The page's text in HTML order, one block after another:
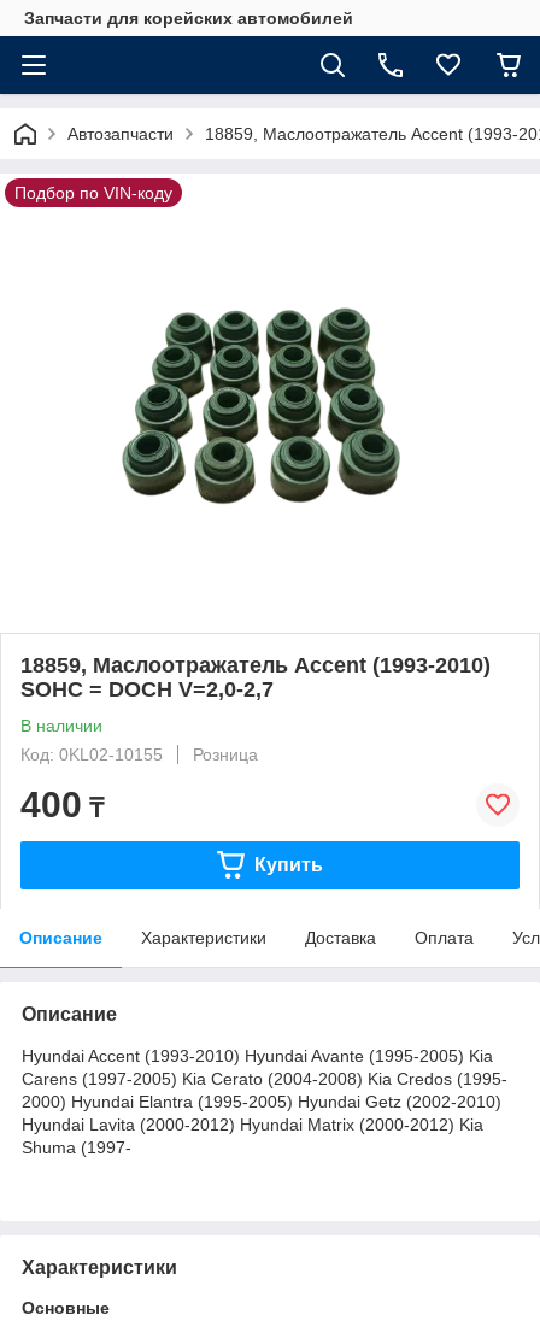
Запчасти для корейских автомобилей
Автозапчасти 18859, Маслоотражатель Accent (1993-
Подбор по VIN-коду
18859, Маслоотражатель Accent (1993-2010)
SOHC = DOCH V=2,0-2,7
В наличии
Код: 0KL02-10155
Розница
400 ₸
Купить
Описание Характеристики Доставка Оплата
Описание
Hyundai Accent (1993-2010) Hyundai Avante (1995-2005) Kia
Carens (1997-2005) Kia Cerato (2004-2008) Kia Credos (1995-
2000) Hyundai Elantra (1995-2005) Hyundai Getz (2002-2010)
Hyundai Lavita (2000-2012) Hyundai Matrix (2000-2012) Kia
Shuma (1997-
Характеристики
Основные